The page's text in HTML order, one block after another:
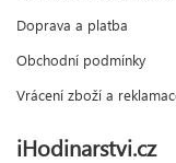
Doprava a platba
Obchodní podmínky
Vrácení zboží a
iHodinarstvi.cz